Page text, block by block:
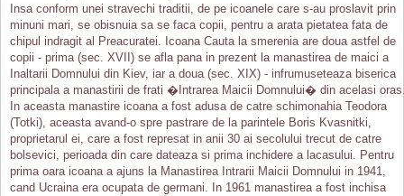
Insa conform unei stravechi traditii, de pe icoanele care s-au proslavit prin
minuni mari, se obisnuia sa se faca copii, pentru a arata pietatea fata de
chipul indragit al Preacuratei. Icoana Cauta la smerenia are doua astfel de
copii - prima (sec. XVII) se afla pana in prezent la manastirea de maici a
Inaltarii Domnului din Kiev, iar a doua (sec. XIX) - infrumuseteaza biserica
principala a manastirii de frati �Intrarea Maicii Domnului� din acelasi
In aceasta manastire icoana a fost adusa de catre schimonahia Teodora
(Totki), aceasta avand-o spre pastrare de la parintele Boris Kvasnitki,
proprietarul ei, care a fost represat in anii 30 ai secolului trecut de catre
bolsevici, perioada din care dateaza si prima inchidere a lacasului. Pentru
prima oara icoana a ajuns la Manastirea Intrarii Maicii Domnului in 1941,
cand Ucraina era ocupata de germani. In 1961 manastirea a fost inchisa